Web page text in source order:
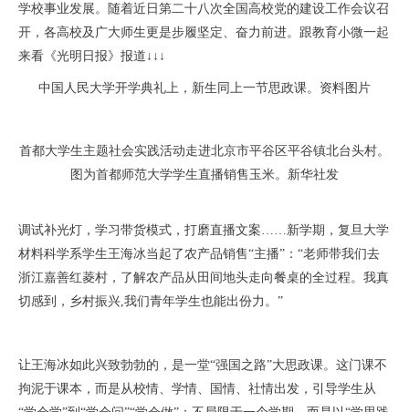
学校事业发展。随着近日第二十八次全国高校党的建设工作会议召
开，各高校及广大师生更是步履坚定、奋力前进。跟教育小微一起
来看《光明日报》报道↓↓↓
中国人民大学开学典礼上，新生同上一节思政课。资料图片
首都大学生主题社会实践活动走进北京市平谷区平谷镇北台头村。
图为首都师范大学学生直播销售玉米。新华社发
调试补光灯，学习带货模式，打磨直播文案……新学期，复旦大学
材料科学系学生王海冰当起了农产品销售“主播”：“老师带我们去
浙江嘉善红菱村，了解农产品从田间地头走向餐桌的全过程。我真
切感到，乡村振兴,我们青年学生也能出份力。”
让王海冰如此兴致勃勃的，是一堂“强国之路”大思政课。这门课不
拘泥于课本，而是从校情、学情、国情、社情出发，引导学生从